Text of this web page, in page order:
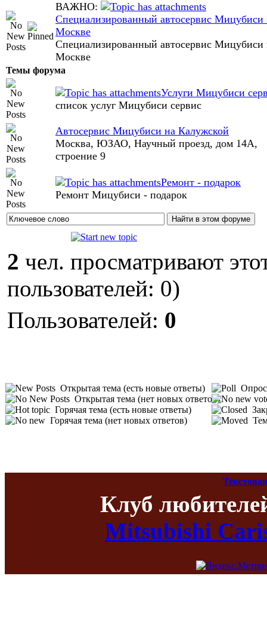
ВАЖНО:
Специализированный автосервис Мицубиси
Москве
Специализированный автосервис Мицубиси
Москве
Темы форума
Услуги Мицубиси
список услуг Мицубиси сервис
Автосервис Мицубиси на Калужской
Москва, ЮЗАО, Научный проезд, дом 14А,
строение 9
Ремонт - подарок
Ремонт Мицубиси - подарок
2 чел. просматривают
пользователей: 0)
Пользователей: 0
Открытая тема (есть новые ответы)
Открытая тема (нет новых ответов)
Горячая тема (есть новые ответы)
Горячая тема (нет новых ответов)
Опрос
Клуб
Mitsubishi